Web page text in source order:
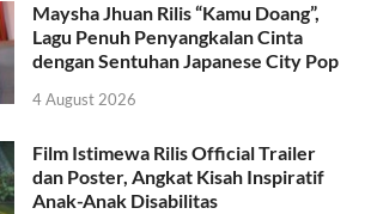
Maysha Jhuan Rilis “Kamu Doang”,
Lagu Penuh Penyangkalan Cinta
dengan Sentuhan Japanese City Pop
4 August 2026
Film Istimewa Rilis Official Trailer
dan Poster, Angkat Kisah Inspiratif
Anak-Anak Disabilitas